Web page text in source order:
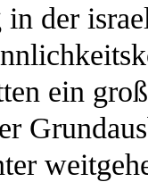
der
ein